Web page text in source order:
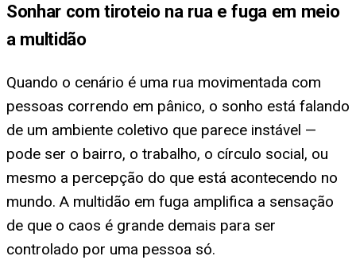
Sonhar com tiroteio na rua e fuga em meio
a multidão
Quando o cenário é uma rua movimentada com
pessoas correndo em pânico, o sonho está falando
de um ambiente coletivo que parece instável —
pode ser o bairro, o trabalho, o círculo social, ou
mesmo a percepção do que está acontecendo no
mundo. A multidão em fuga amplifica a sensação
de que o caos é grande demais para ser
controlado por uma pessoa só.